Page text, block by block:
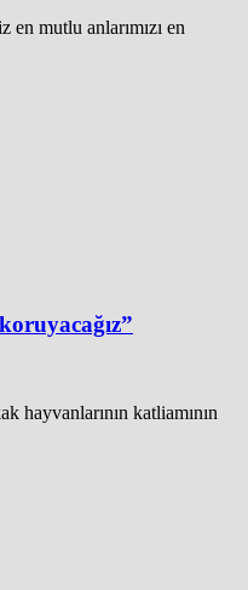
mutlu anlarımızı en
hayvanlarının katliamının